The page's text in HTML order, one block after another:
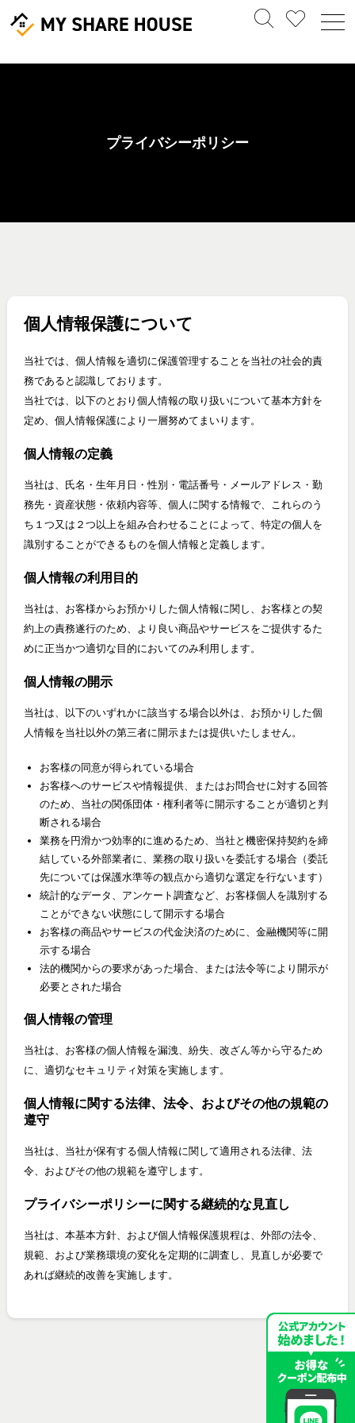
プライバシーポリシー
個人情報保護について
当社では、個人情報を適切に保護管理することを当社の社会的責
務であると認識しております。
当社では、以下のとおり個人情報の取り扱いについて基本方針を
定め、個人情報保護により一層努めてまいります。
個人情報の定義
当社は、氏名・生年月日・性別・電話番号・メールアドレス・勤
務先・資産状態・依頼内容等、個人に関する情報で、これらのう
ち１つ又は２つ以上を組み合わせることによって、特定の個人を
識別することができるものを個人情報と定義します。
個人情報の利用目的
当社は、お客様からお預かりした個人情報に関し、お客様との契
約上の責務遂行のため、より良い商品やサービスをご提供するた
めに正当かつ適切な目的においてのみ利用します。
個人情報の開示
当社は、以下のいずれかに該当する場合以外は、お預かりした個
人情報を当社以外の第三者に開示または提供いたしません。
お客様の同意が得られている場合
お客様へのサービスや情報提供、またはお問合せに対する回答
のため、当社の関係団体・権利者等に開示することが適切と判
断される場合
業務を円滑かつ効率的に進めるため、当社と機密保持契約を締
結している外部業者に、業務の取り扱いを委託する場合（委託
先については保護水準等の観点から適切な選定を行ないます）
統計的なデータ、アンケート調査など、お客様個人を識別する
ことができない状態にして開示する場合
お客様の商品やサービスの代金決済のために、金融機関等に開
示する場合
法的機関からの要求があった場合、または法令等により開示が
必要とされた場合
個人情報の管理
当社は、お客様の個人情報を漏洩、紛失、改ざん等から守るため
に、適切なセキュリティ対策を実施します。
個人情報に関する法律、法令、およびその他の規範の
遵守
当社は、当社が保有する個人情報に関して適用される法律、法
令、およびその他の規範を遵守します。
プライバシーポリシーに関する継続的な見直し
当社は、本基本方針、および個人情報保護規程は、外部の法令、
規範、および業務環境の変化を定期的に調査し、見直しが必要で
あれば継続的改善を実施します。